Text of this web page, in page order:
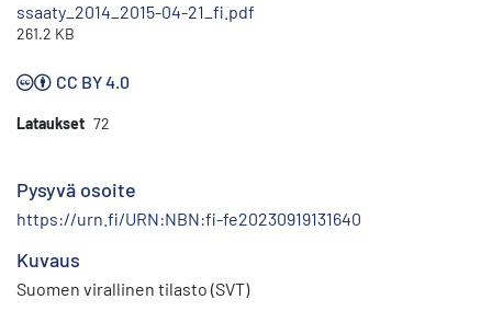
ssaaty_2014_2015-04-21_fi.pdf
261.2 KB
CC BY 4.0
Lataukset 72
Pysyvä osoite
https://urn.fi/URN:NBN:fi-fe20230919131640
Kuvaus
Suomen virallinen tilasto (SVT)